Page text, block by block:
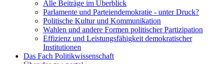
Alle Beiträge im Überblick
Parlamente und Parteiendemokratie - unter Druck?
Politische Kultur und Kommunikation
Wahlen und andere Formen politischer Partizipation
Effizienz und Leistungsfähigkeit demokratischer
Institutionen
Das Fach Politikwissenschaft